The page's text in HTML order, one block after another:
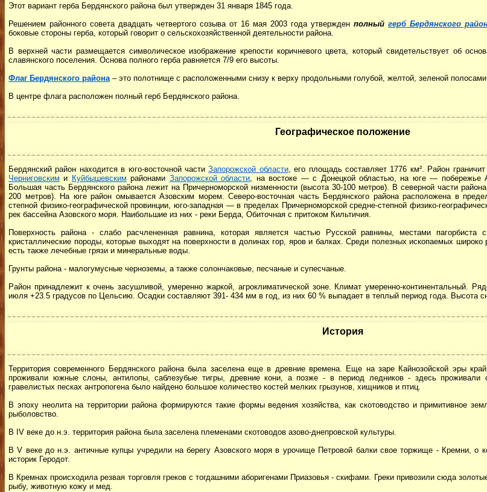
Этот вариант герба Бердянского района был утвержден 31 января 1845 года.
Решением районного совета двадцать четвертого созыва от 16 мая 2003 года утвержден полный герб Бердянского
боковые стороны герба, который говорит о сельскохозяйственной деятельности района.
В верхней части размещается символическое изображение крепости коричневого цвета, который свидетельствует об
славянского поселения. Основа полного герба равняется 7/9 его высоты.
Флаг Бердянского района– это полотнище с расположенными снизу к верху продольными голубой, желтой, зеленой
В центре флага расположен полный герб Бердянского района.
Географическое положение
Бердянский район находится в юго-восточной частиЗапорожской области, его площадь составляет 1776 км². Район
Черниговским и Куйбышевским районами Запорожской области, на востоке — с Донецкой областью, на юге — побережье
Большая часть Бердянского района лежит на Причерноморской низменности (высота 30-100 метров). В северной части
200 метров). На юге район омывается Азовским морем. Северо-восточная часть Бердянского района расположена в
степной физико-географической провинции, юго-западная — в пределах Причерноморской средне-степной физико-
рек бассейна Азовского моря. Наибольшие из них - реки Берда, Обиточная с притоком Кильтичия.
Поверхность района - слабо расчлененная равнина, которая является частью Русской равнины, местами
кристаллические породы, которые выходят на поверхности в долинах гор, яров и балках. Среди полезных ископаемых широко
есть также лечебные грязи и минеральные воды.
Грунты района - малогумусные черноземы, а также солончаковые, песчаные и супесчаные.
Район принадлежит к очень засушливой, умеренно жаркой, агроклиматической зоне. Климат умеренно-континентальный.
июля +23.5 градусов по Цельсию. Осадки составляют 391- 434 мм в год, из них 60 % выпадает в теплый период года. Высота
История
Территория современного Бердянского района была заселена еще в древние времена. Еще на заре Кайнозойской эры
проживали южные слоны, антилопы, саблезубые тигры, древние кони, а позже - в период ледников - здесь проживали
гравелистых песках антропогена было найдено большое количество костей мелких грызунов, хищников и птиц.
В эпоху неолита на территории района формируются такие формы ведения хозяйства, как скотоводство и примитивное
рыболовство.
В IV веке до н.э. территория района была заселена племенами скотоводов азово-днепровской культуры.
В V веке до н.э. античные купцы учредили на берегу Азовского моря в урочище Петровой балки свое торжище - Кремни, о
историк Геродот.
В Кремнах происходила резвая торговля греков с тогдашними аборигенами Приазовья - скифами. Греки привозили сюда
рыбу, животную кожу и мед.